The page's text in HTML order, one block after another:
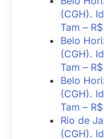
(CGH).
Tam –
Belo
(CGH).
Tam –
Belo
(CGH).
Tam –
Rio de
(CGH).